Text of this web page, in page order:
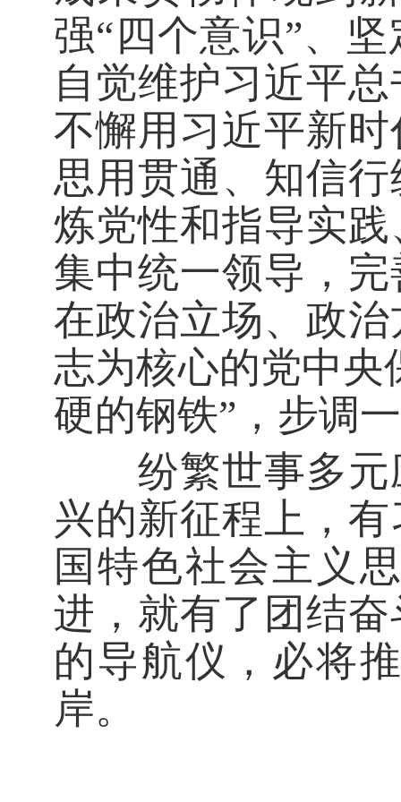
强“四个意识”、
自觉维护习近平
不懈用习近平新
思用贯通、知信
炼党性和指导实
集中统一领导，
在政治立场、政
志为核心的党中央
硬的钢铁”，步调
纷繁世事多元
兴的新征程上，
国特色社会主义
进，就有了团结
的导航仪，必将
岸。